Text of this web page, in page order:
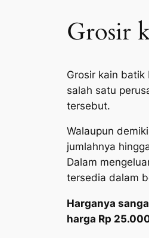
Grosir
Grosir kain
salah satu
tersebut.
Walaupun
jumlahnya
Dalam
tersedia dalam
Harganya
harga Rp